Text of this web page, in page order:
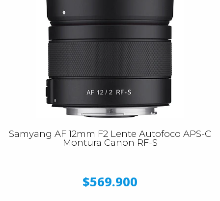
Samyang AF 12mm F2 Lente Autofoco APS-C
Montura Canon RF-S
$569.900